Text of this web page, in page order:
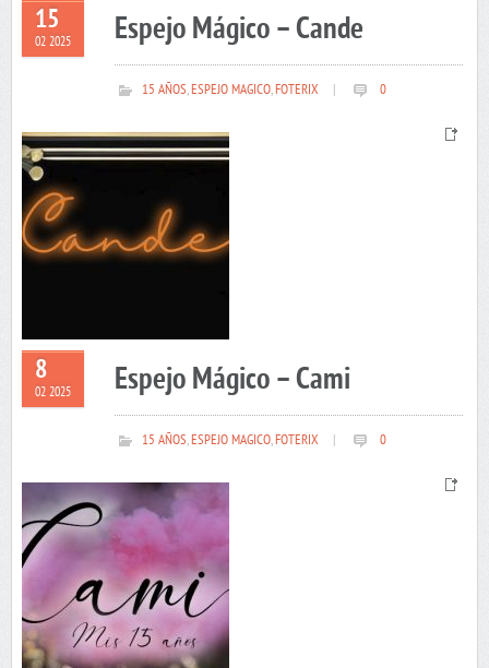
15
02 2025 Espejo Mágico – Cande
15 AÑOS,ESPEJO MAGICO,FOTERIX 0
8
02 2025 Espejo Mágico – Cami
15 AÑOS,ESPEJO MAGICO,FOTERIX 0